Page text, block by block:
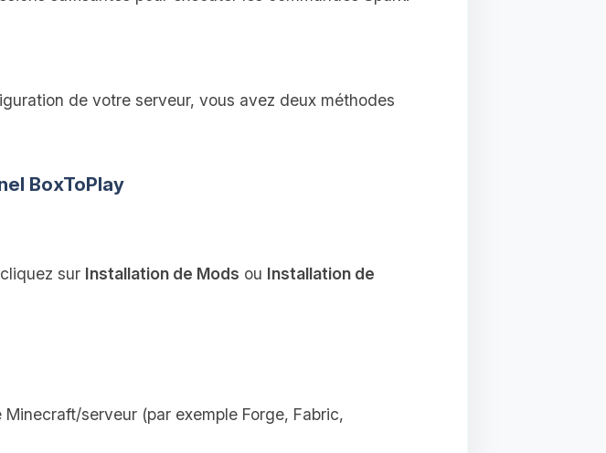
de votre serveur, vous avez deux méthodes
BoxToPlay
sur Installation de Mods ou Installation de
serveur (par exemple Forge, Fabric,